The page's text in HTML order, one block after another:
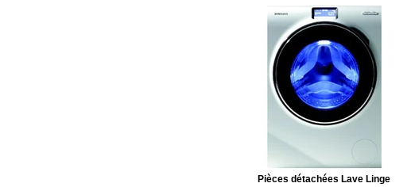
Pièces détachées Lave Linge